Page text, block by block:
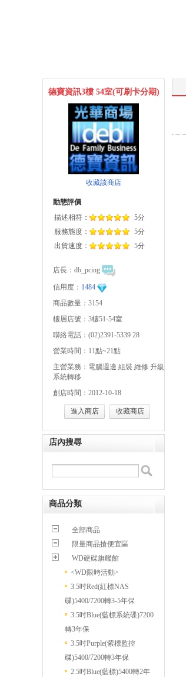
德寶資訊3樓 54室(可刷卡分期)
收藏該商店
動態評價
描述相符：
5分
服務態度：
5分
出貨速度：
5分
店長： db_pcing
信用度： 1484
商品數量：3154
樓層店號：3樓51-54室
聯絡電話：(02)2391-5339 28
營業時間：11點~21點
主營業務：電腦週邊 組裝 維修 升級
系統轉移
創店時間：2012-10-18
進入商店 收藏商店
店內搜尋
商品分類
全部商品
限量商品搶便宜區
WD硬碟旗艦館
<WD限時活動>
3.5吋Red(紅標NAS
碟)5400/7200轉3-5年保
3.5吋Blue(藍標系統碟)7200
轉3年保
3.5吋Purple(紫標監控
碟)5400/7200轉3年保
2.5吋Blue(藍標)5400轉2年